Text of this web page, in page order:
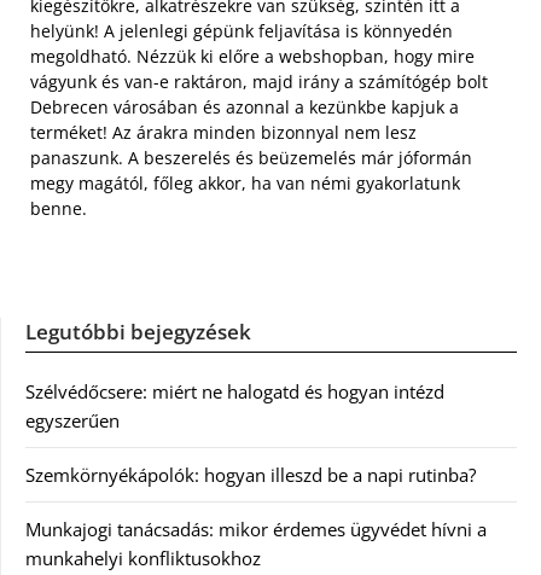
kiegészítőkre, alkatrészekre van szükség, szintén itt a
helyünk! A jelenlegi gépünk feljavítása is könnyedén
megoldható. Nézzük ki előre a webshopban, hogy mire
vágyunk és van-e raktáron, majd irány a számítógép bolt
Debrecen városában és azonnal a kezünkbe kapjuk a
terméket! Az árakra minden bizonnyal nem lesz
panaszunk. A beszerelés és beüzemelés már jóformán
megy magától, főleg akkor, ha van némi gyakorlatunk
benne.
Legutóbbi bejegyzések
Szélvédőcsere: miért ne halogatd és hogyan intézd
egyszerűen
Szemkörnyékápolók: hogyan illeszd be a napi rutinba?
Munkajogi tanácsadás: mikor érdemes ügyvédet hívni a
munkahelyi konfliktusokhoz